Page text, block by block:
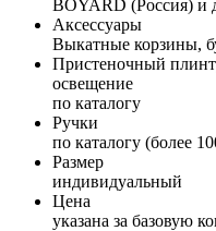
BOYARD (Россия) и
Аксессуары
Выкатные корзины,
Пристеночный
освещение
по каталогу
Ручки
по каталогу (более
Размер
индивидуальный
Цена
указана за базовую